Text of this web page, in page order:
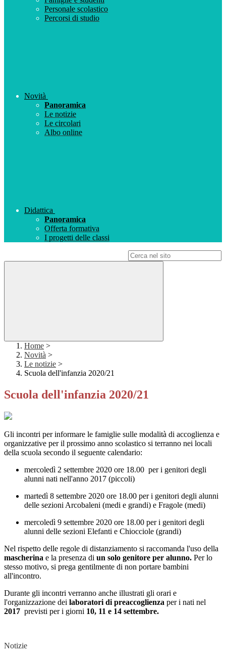
Personale scolastico
Percorsi di studio
Novità
Panoramica
Le notizie
Le circolari
Albo online
Didattica
Panoramica
Offerta formativa
I progetti delle classi
Home >
Novità >
Le notizie >
Scuola dell'infanzia 2020/21
Scuola dell'infanzia 2020/21
Gli incontri per informare le famiglie sulle modalità di accoglienza e
organizzative per il prossimo anno scolastico si terranno nei locali
della scuola secondo il seguente calendario:
mercoledì 2 settembre 2020 ore 18.00 per i genitori degli
alunni nati nell'anno 2017 (piccoli)
martedì 8 settembre 2020 ore 18.00 per i genitori degli alunni
delle sezioni Arcobaleni (medi e grandi) e Fragole (medi)
mercoledì 9 settembre 2020 ore 18.00 per i genitori degli
alunni delle sezioni Elefanti e Chiocciole (grandi)
Nel rispetto delle regole di distanziamento si raccomanda l'uso della
mascherina e la presenza di un solo genitore per alunno. Per lo
stesso motivo, si prega gentilmente di non portare bambini
all'incontro.
Durante gli incontri verranno anche illustrati gli orari e
l'organizzazione dei laboratori di preaccoglienza per i nati nel
2017 previsti per i giorni 10, 11 e 14 settembre.
Notizie